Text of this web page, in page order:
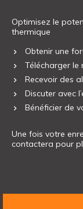
Optimisez le
thermique
Obtenir une
Télécharger le
Recevoir des
Discuter avec
Bénéficier de
Une fois votre
contactera pour